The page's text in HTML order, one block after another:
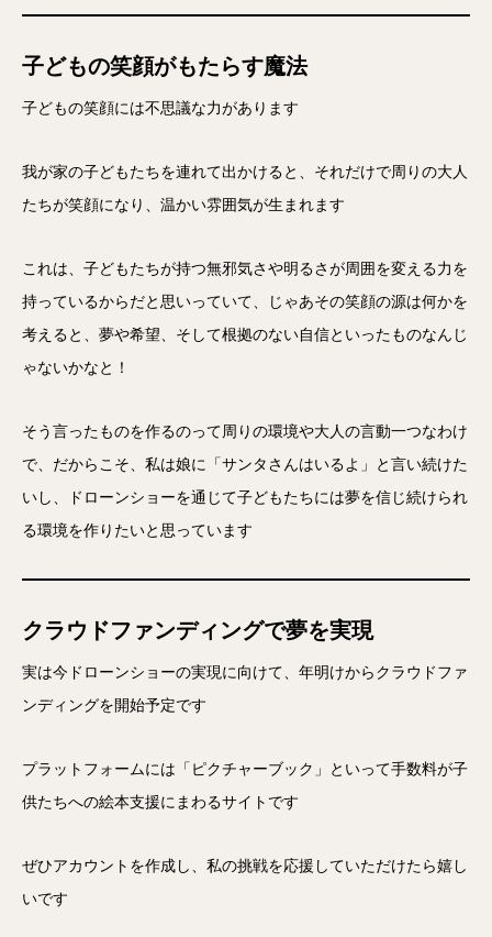
子どもの笑顔がもたらす魔法
子どもの笑顔には不思議な力があります
我が家の子どもたちを連れて出かけると、それだけで周りの大人
たちが笑顔になり、温かい雰囲気が生まれます
これは、子どもたちが持つ無邪気さや明るさが周囲を変える力を
持っているからだと思いっていて、じゃあその笑顔の源は何かを
考えると、夢や希望、そして根拠のない自信といったものなんじ
ゃないかなと！
そう言ったものを作るのって周りの環境や大人の言動一つなわけ
で、だからこそ、私は娘に「サンタさんはいるよ」と言い続けた
いし、ドローンショーを通じて子どもたちには夢を信じ続けられ
る環境を作りたいと思っています
クラウドファンディングで夢を実現
実は今ドローンショーの実現に向けて、年明けからクラウドファ
ンディングを開始予定です
プラットフォームには「ピクチャーブック」といって手数料が子
供たちへの絵本支援にまわるサイトです
ぜひアカウントを作成し、私の挑戦を応援していただけたら嬉し
いです